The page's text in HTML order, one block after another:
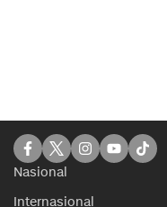
Nasional
Internasional